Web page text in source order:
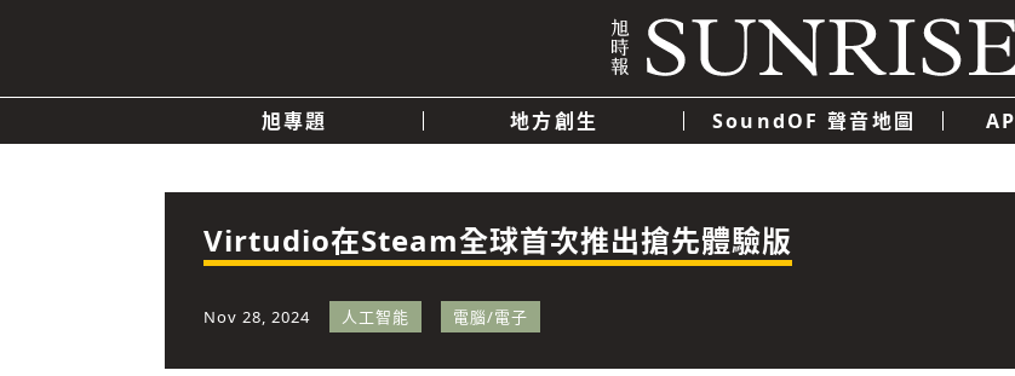
旭專題 地方創生 SoundOF 聲音地圖
快速連結
經濟
Virtudio在Steam全球首次推出搶先體驗版
Nov 28, 2024 人工智能 電腦/電子